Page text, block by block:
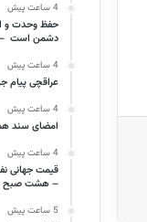
4 ساعت پیش
حفظ وحدت و
دشمن است
4 ساعت پیش
عراقچی پیام
4 ساعت پیش
امضای سند
4 ساعت پیش
– هشت صبح
5 ساعت پیش